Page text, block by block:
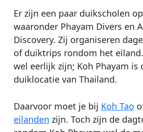
Er zijn een paar duikscholen
waaronder Phayam Divers en
Discovery. Zij organiseren
of duiktrips rondom het
wel eerlijk zijn; Koh Phayam is
duiklocatie van Thailand.
Daarvoor moet je bij Koh Tao
eilanden zijn. Toch zijn de